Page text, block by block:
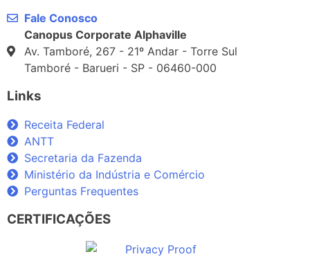
Fale Conosco
Canopus Corporate Alphaville
Av. Tamboré, 267 - 21º Andar - Torre Sul
Tamboré - Barueri - SP - 06460-000
Links
Receita Federal
ANTT
Secretaria da Fazenda
Ministério da Indústria e Comércio
Perguntas Frequentes
CERTIFICAÇÕES